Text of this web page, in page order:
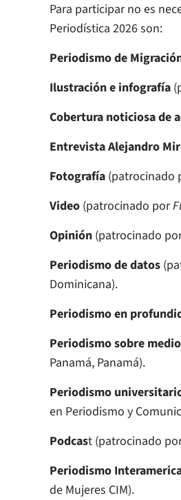
Para participar no es
Periodística 2026 son:
Periodismo de
Ilustración e infografía
Cobertura noticiosa de
Entrevista Alejandro
Fotografía (patrocinado
Video (patrocinado por
Opinión (patrocinado
Periodismo de datos
Dominicana).
Periodismo en
Periodismo sobre
Panamá, Panamá).
Periodismo
en Periodismo y
Podcast (patrocinado
Periodismo
de Mujeres CIM).